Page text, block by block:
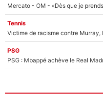
Tennis
PSG
PSG : Mbappé achève le Real